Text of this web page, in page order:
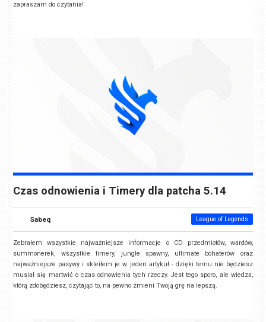
zapraszam do czytania!
Czas odnowienia i Timery dla patcha 5.14
Sabeq League of Legends
Zebrałem wszystkie najważniejsze informacje o CD przedmiotów, wardów,
summonerek, wszystkie timery, jungle spawny, ultimate bohaterów oraz
najważniejsze pasywy i skleiłem je w jeden artykuł - dzięki temu nie będziesz
musiał się martwić o czas odnowienia tych rzeczy. Jest tego sporo, ale wiedza,
którą zdobędziesz, czytając to, na pewno zmieni Twoją grę na lepszą.